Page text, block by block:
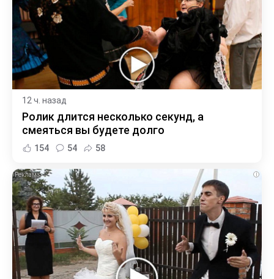
12 ч. назад
Ролик длится несколько секунд, а
смеяться вы будете долго
154 54 58
i